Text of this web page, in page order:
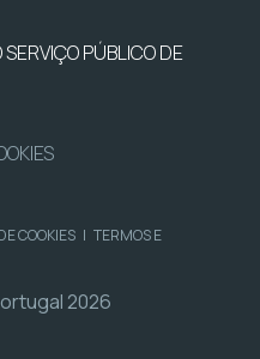
PÚBLICO DE
COOKIES | TERMOS E
2026